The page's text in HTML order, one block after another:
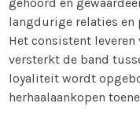
langdurige relaties
Het consistent
versterkt de band
loyaliteit wordt
herhaalaankopen